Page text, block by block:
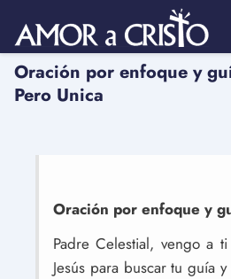
Oración por enfoque y
Pero Unica
Oración por enfoque y
Padre Celestial, vengo a
Jesús para buscar tu guía